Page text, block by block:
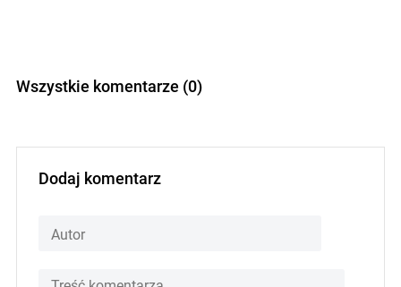
Wszystkie komentarze (0)
Dodaj komentarz